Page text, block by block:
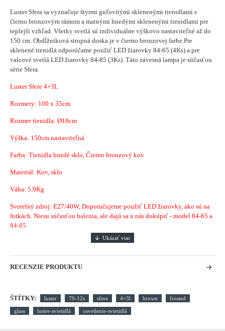
Luster Sfera sa vyznačuje štyrmi guľovitými sklenenými tienidlami s
čierno bronzovým rámom a matnými hnedými sklenenými tienidlami pre
teplejší vzhľad. Všetky svetlá sú individuálne výškovo nastaviteľné až do
150 cm. Obdĺžniková stropná doska je v čierno bronzovej farbe.Pre
sklenené tienidlá odporúčame použiť LED žiarovky 84-65 (4Ks) a pre
valcové svetlá LED žiarovky 84-85 (3Ks). Táto závesná lampa je súčasťou
série Sfera.
Luster Sfere 4+3L
Rozmery: 100 x 35cm
Rozmer tienidla: Ø18cm
Výška: 150cm nastaviteľná
Farba: Tienidla hnedé sklo, Čierno bronzový kov
Materiál: Kov, sklo
Váha: 5.9Kg
Svetelný zdroj: E27/40W, Doporučujeme použiť LED žiarovky, ako sú na
fotkách. Niesu súčasťou balenia, ale dajú sa u nás dokúpiť - model 84-65 a
84-85.
RECENZIE PRODUKTU
ŠTÍTKY: luster 79-12s sfere 4+3l brown frosted
glass lustre-svietidlá osvetlenie-svietidlá